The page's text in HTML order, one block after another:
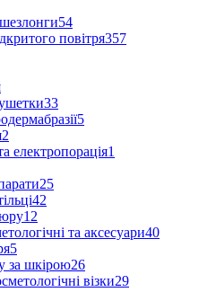
шезлонги54
повітря357
33
5
2
електропорація1
25
42
12
та аксесуари40
5
за шкірою26
візки29